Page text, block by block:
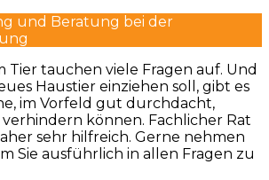
und Beratung bei der
Tier tauchen viele Fragen auf. Und
Haustier einziehen soll, gibt es
im Vorfeld gut durchdacht,
können. Fachlicher Rat
sehr hilfreich. Gerne nehmen
Sie ausführlich in allen Fragen zu